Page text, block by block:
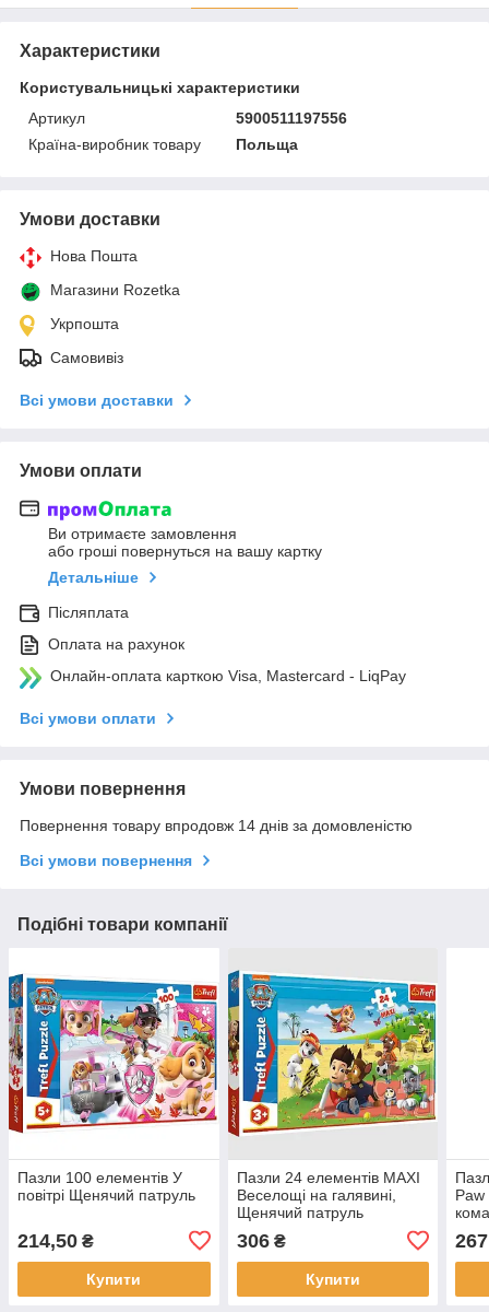
Характеристики
Користувальницькі характеристики
Артикул
5900511197556
Країна-виробник товару
Польща
Умови доставки
Нова Пошта
Магазини Rozetka
Укрпошта
Самовивіз
Всі умови доставки
Умови оплати
Ви отримаєте замовлення
або гроші повернуться на вашу картку
Детальніше
Післяплата
Оплата на рахунок
Онлайн-оплата карткою Visa, Mastercard - LiqPay
Всі умови оплати
Умови повернення
Повернення товару впродовж 14 днів за домовленістю
Всі умови повернення
Подібні товари компанії
Пазли 100 елементів У
повітрі Щенячий патруль
214,50 ₴
Купити
Пазли 24 елементів MAXI
Веселощі на галявині,
Щенячий патруль
306₴
Купити
267